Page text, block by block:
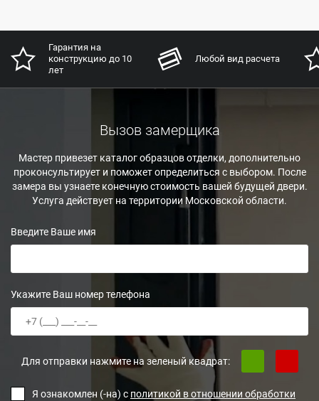
Гарантия на
конструкцию до 10
лет
Любой вид расчета
Вызов замерщика
Мастер привезет каталог образцов отделки, дополнительно
проконсультирует и поможет определиться с выбором. После
замера вы узнаете конечную стоимость вашей будущей двери.
Услуга действует на территории Московской области.
Введите Ваше имя
Укажите Ваш номер телефона
Для отправки нажмите на зеленый квадрат:
Я ознакомлен (-на) с политикой в отношении обработки